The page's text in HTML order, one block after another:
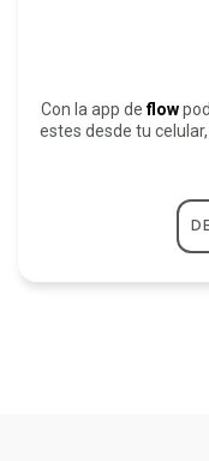
Con la app deflow
estes desde tu